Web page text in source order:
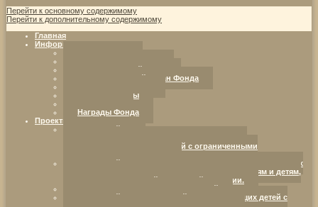
Перейти к основному содержимому
Перейти к дополнительному содержимому
Главная
Информация о фонде
Исполнительный орган Фонда
Наши партнеры
Награды Фонда
Проекты Фонда
партнерство в интересах детей с ограниченными
Ресурсный центр развития социально ориентированных
НКО, оказывающих социальную поддержку семьям и детям,
находящимся в трудной жизненной ситуации.
Ресурсный центр для семей, воспитывающих детей с